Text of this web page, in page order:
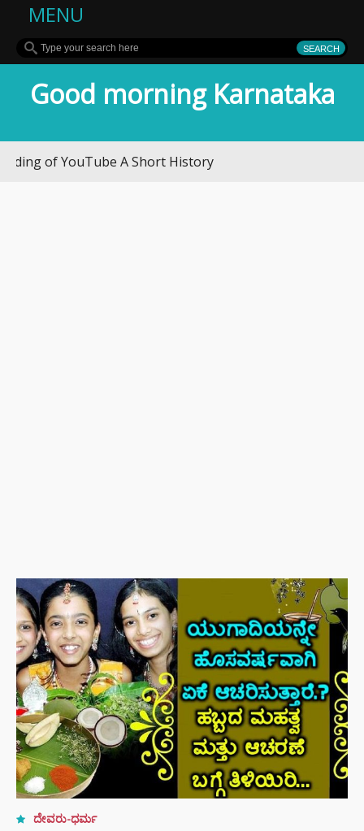
MENU
Good morning Karnataka
A Short History
ದೇವರು-ಧರ್ಮ